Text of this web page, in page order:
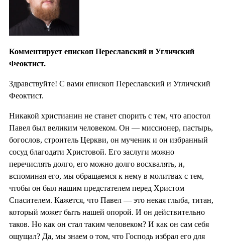
Комментирует епископ Переславский и Угличский
Феоктист.
Здравствуйте! С вами епископ Переславский и Угличский
Феоктист.
Никакой христианин не станет спорить с тем, что апостол
Павел был великим человеком. Он — миссионер, пастырь,
богослов, строитель Церкви, он мученик и он избранный
сосуд благодати Христовой. Его заслуги можно
перечислять долго, его можно долго восхвалять, и,
вспоминая его, мы обращаемся к нему в молитвах с тем,
чтобы он был нашим предстателем перед Христом
Спасителем. Кажется, что Павел — это некая глыба, титан,
который может быть нашей опорой. И он действительно
таков. Но как он стал таким человеком? И как он сам себя
ощущал? Да, мы знаем о том, что Господь избрал его для